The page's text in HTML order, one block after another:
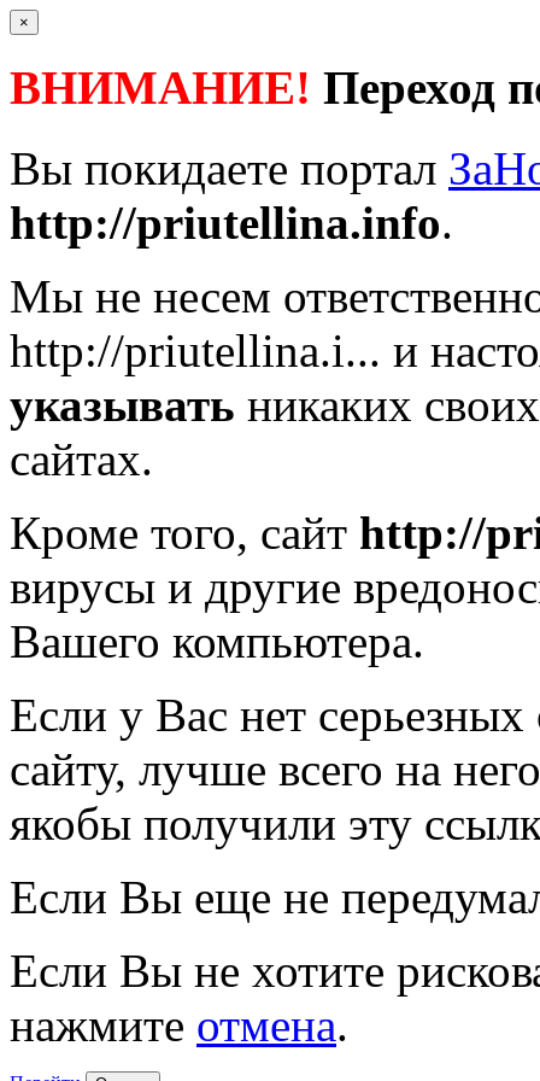
×
ВНИМАНИЕ! Переход
Вы покидаете портал
http://priutellina.info.
Мы не несем
http://priutellina.i... и
указывать никаких
сайтах.
Кроме того, сайт http://
вирусы и другие
Вашего компьютера.
Если у Вас нет
сайту, лучше всего на
якобы получили эту
Если Вы еще не
Если Вы не хотите
нажмите отмена.